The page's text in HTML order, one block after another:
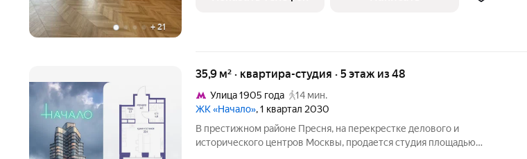
+ 21
возможно подобрать
35,9 м² · квартира-студия · 5 этаж из 48
Улица 1905 года
14 мин.
ЖК «Начало», 1 квартал 2030
В престижном районе Пресня, на перекрестке делового и
исторического центров Москвы, продается студия площадью